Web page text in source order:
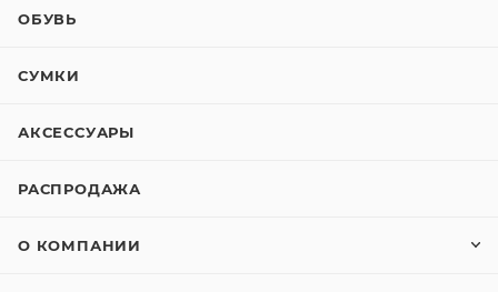
ОБУВЬ
СУМКИ
АКСЕССУАРЫ
РАСПРОДАЖА
О КОМПАНИИ